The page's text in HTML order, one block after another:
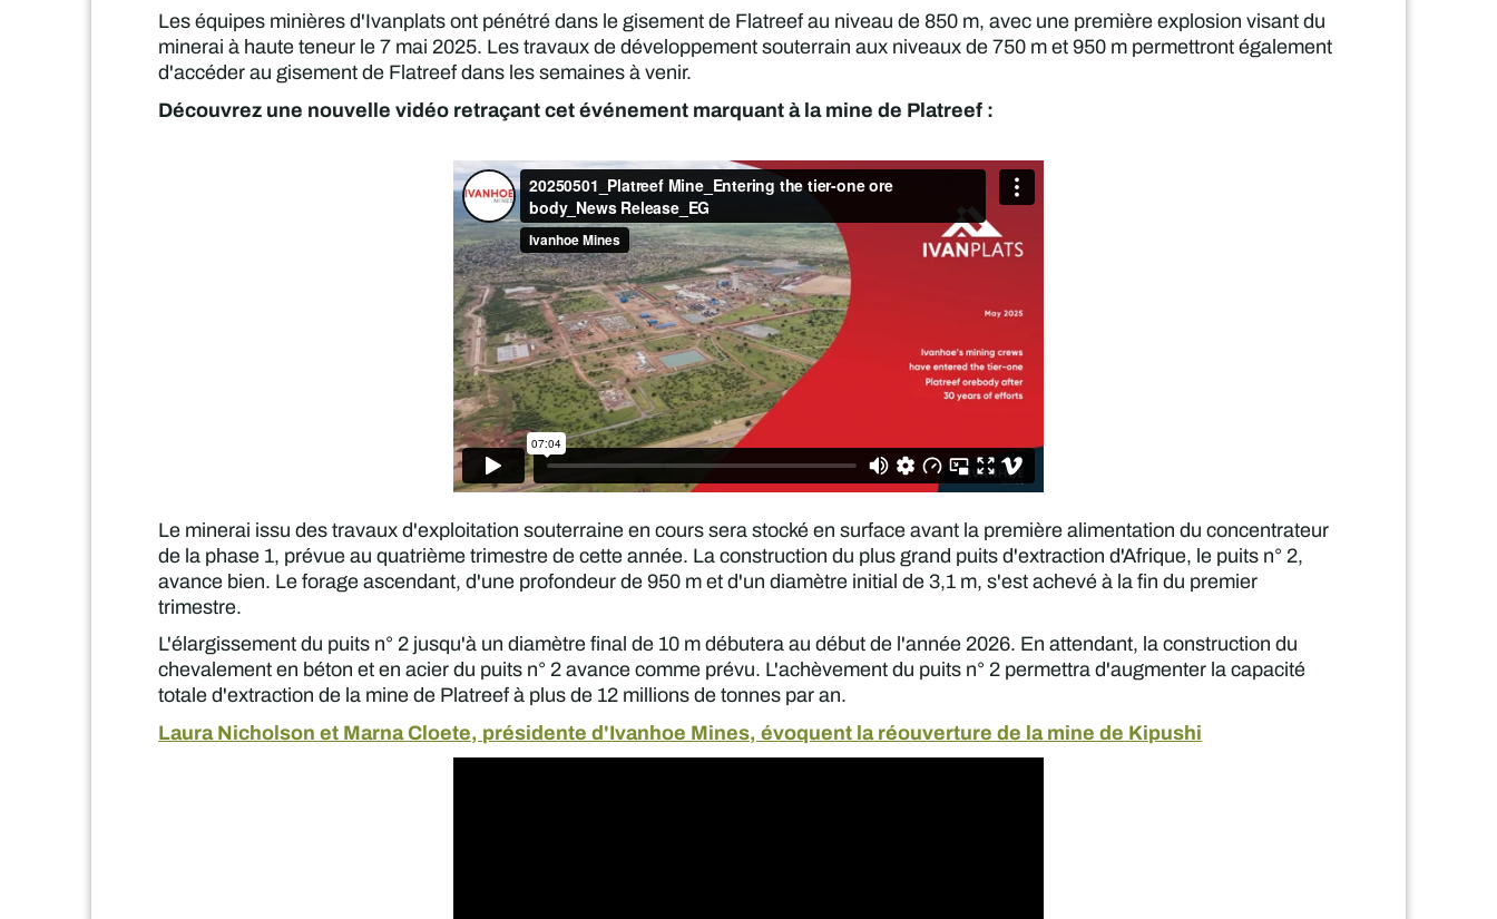
Les équipes minières d'Ivanplats ont pénétré dans le gisement de Flatreef au niveau de 850 m, avec une première explosion visant du
minerai à haute teneur le 7 mai 2025. Les travaux de développement souterrain aux niveaux de 750 m et 950 m permettront également
d'accéder au gisement de Flatreef dans les semaines à venir.
Découvrez une nouvelle vidéo retraçant cet événement marquant à la mine de Platreef :
Le minerai issu des travaux d'exploitation souterraine en cours sera stocké en surface avant la première alimentation du concentrateur
de la phase 1, prévue au quatrième trimestre de cette année. La construction du plus grand puits d'extraction d'Afrique, le puits n° 2,
avance bien. Le forage ascendant, d'une profondeur de 950 m et d'un diamètre initial de 3,1 m, s'est achevé à la fin du premier
trimestre.
L'élargissement du puits n° 2 jusqu'à un diamètre final de 10 m débutera au début de l'année 2026. En attendant, la construction du
chevalement en béton et en acier du puits n° 2 avance comme prévu. L'achèvement du puits n° 2 permettra d'augmenter la capacité
totale d'extraction de la mine de Platreef à plus de 12 millions de tonnes par an.
Laura Nicholson et Marna Cloete, présidente d'Ivanhoe Mines, évoquent la réouverture de la mine de Kipushi